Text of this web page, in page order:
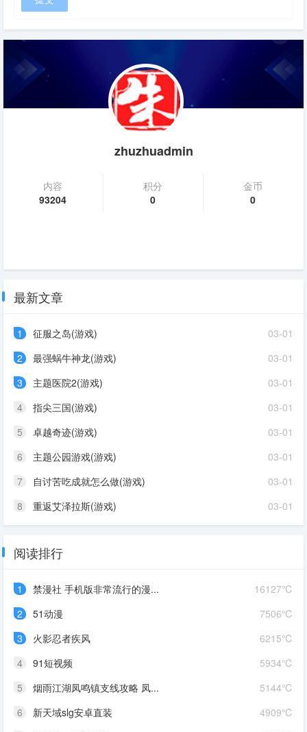
zhuzhuadmin
内容
93204
积分
0
金币
0
最新文章
03-01
1
征服之岛(游戏)
03-01
2
最强蜗牛神龙(游戏)
03-01
3
主题医院2(游戏)
03-01
4
指尖三国(游戏)
03-01
5
卓越奇迹(游戏)
03-01
6
主题公园游戏(游戏)
03-01
7
自讨苦吃成就怎么做(游戏)
03-01
8 重返艾泽拉斯(游戏)
阅读排行
16127℃
1
禁漫社 手机版非常流行的漫...
7506℃
2
51动漫
6215℃
3
火影忍者疾风
5934℃
4
91短视频
5144℃
5
烟雨江湖凤鸣镇支线攻略 凤...
4909℃
6
新天域slg安卓直装